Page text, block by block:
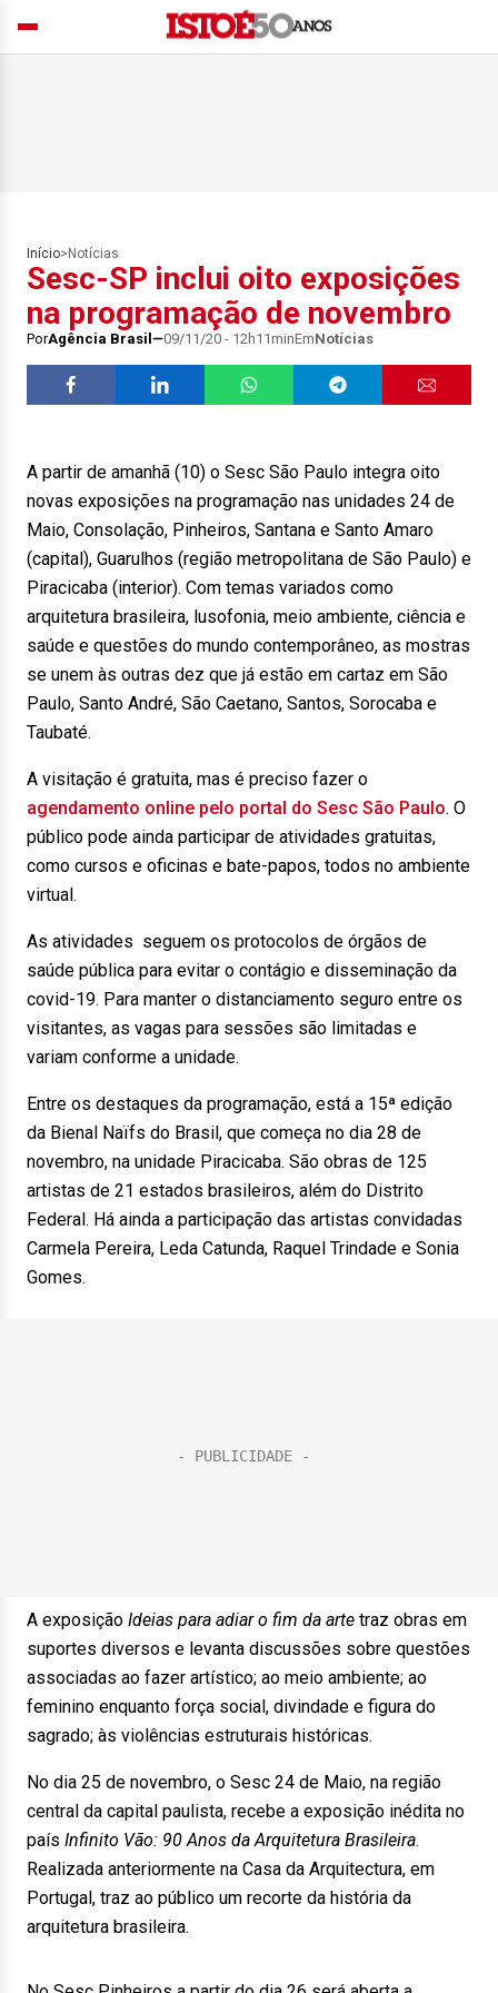
Início> Notícias
Sesc-SP inclui oito exposições
na programação de novembro
PorAgência Brasil 09/11/20 - 12h11minEmNotícias
A partir de amanhã (10) o Sesc São Paulo integra oito
novas exposições na programação nas unidades 24 de
Maio, Consolação, Pinheiros, Santana e Santo Amaro
(capital), Guarulhos (região metropolitana de São Paulo) e
Piracicaba (interior). Com temas variados como
arquitetura brasileira, lusofonia, meio ambiente, ciência e
saúde e questões do mundo contemporâneo, as mostras
se unem às outras dez que já estão em cartaz em São
Paulo, Santo André, São Caetano, Santos, Sorocaba e
Taubaté.
A visitação é gratuita, mas é preciso fazer o
agendamento online pelo portal do Sesc São Paulo. O
público pode ainda participar de atividades gratuitas,
como cursos e oficinas e bate-papos, todos no ambiente
virtual.
As atividades seguem os protocolos de órgãos de
saúde pública para evitar o contágio e disseminação da
covid-19. Para manter o distanciamento seguro entre os
visitantes, as vagas para sessões são limitadas e
variam conforme a unidade.
Entre os destaques da programação, está a 15ª edição
da Bienal Naïfs do Brasil, que começa no dia 28 de
novembro, na unidade Piracicaba. São obras de 125
artistas de 21 estados brasileiros, além do Distrito
Federal. Há ainda a participação das artistas convidadas
Carmela Pereira, Leda Catunda, Raquel Trindade e Sonia
Gomes.
A exposição Ideias para adiar o fim da arte traz obras em
suportes diversos e levanta discussões sobre questões
associadas ao fazer artístico; ao meio ambiente; ao
feminino enquanto força social, divindade e figura do
sagrado; às violências estruturais históricas.
No dia 25 de novembro, o Sesc 24 de Maio, na região
central da capital paulista, recebe a exposição inédita no
país Infinito Vão: 90 Anos da Arquitetura Brasileira.
Realizada anteriormente na Casa da Arquitectura, em
Portugal, traz ao público um recorte da história da
arquitetura brasileira.